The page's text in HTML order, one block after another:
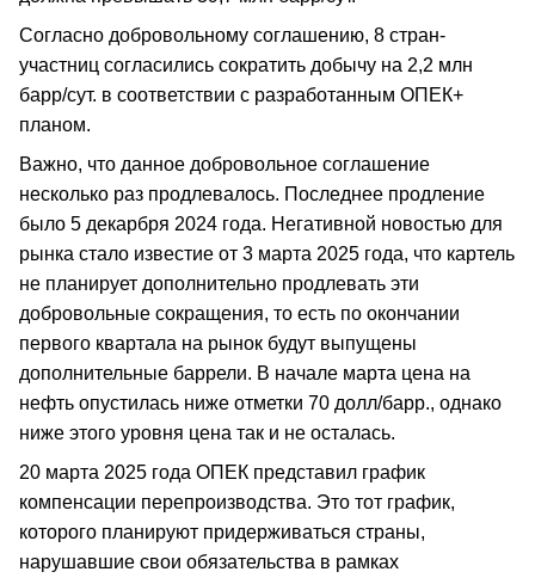
Согласно добровольному соглашению, 8 стран-
участниц согласились сократить добычу на 2,2 млн
барр/сут. в соответствии с разработанным ОПЕК+
планом.
Важно, что данное добровольное соглашение
несколько раз продлевалось. Последнее продление
было 5 декарбря 2024 года. Негативной новостью для
рынка стало известие от 3 марта 2025 года, что картель
не планирует дополнительно продлевать эти
добровольные сокращения, то есть по окончании
первого квартала на рынок будут выпущены
дополнительные баррели. В начале марта цена на
нефть опустилась ниже отметки 70 долл/барр., однако
ниже этого уровня цена так и не осталась.
20 марта 2025 года ОПЕК представил график
компенсации перепроизводства. Это тот график,
которого планируют придерживаться страны,
нарушавшие свои обязательства в рамках